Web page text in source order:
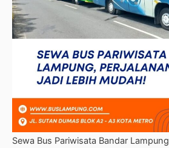
Sewa Bus Pariwisata Bandar Lampung